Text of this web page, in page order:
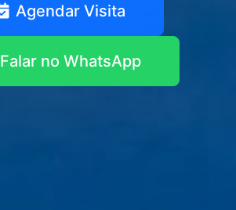
Agendar Visita
Falar no WhatsApp